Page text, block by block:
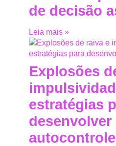
de decisão
Leia mais »
Explosões
estratégias
desenvolver
autocontrole